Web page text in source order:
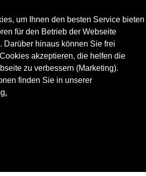
um Ihnen den besten Service bieten
für den Betrieb der Webseite
Darüber hinaus können Sie frei
akzeptieren, die helfen die
zu verbessern (Marketing).
finden Sie in unserer
(opens in
Contemporary Art Vienna,
1010 Vienna (closed)
artistic director and director
Jérôme Sans was the
director of the acclaimed
the role of director of